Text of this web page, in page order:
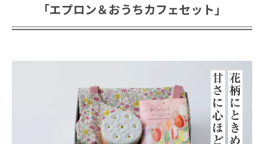
「エプロン＆おうちカフェセット」